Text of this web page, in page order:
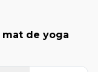
mat de yoga